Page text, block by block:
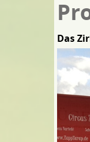
Das